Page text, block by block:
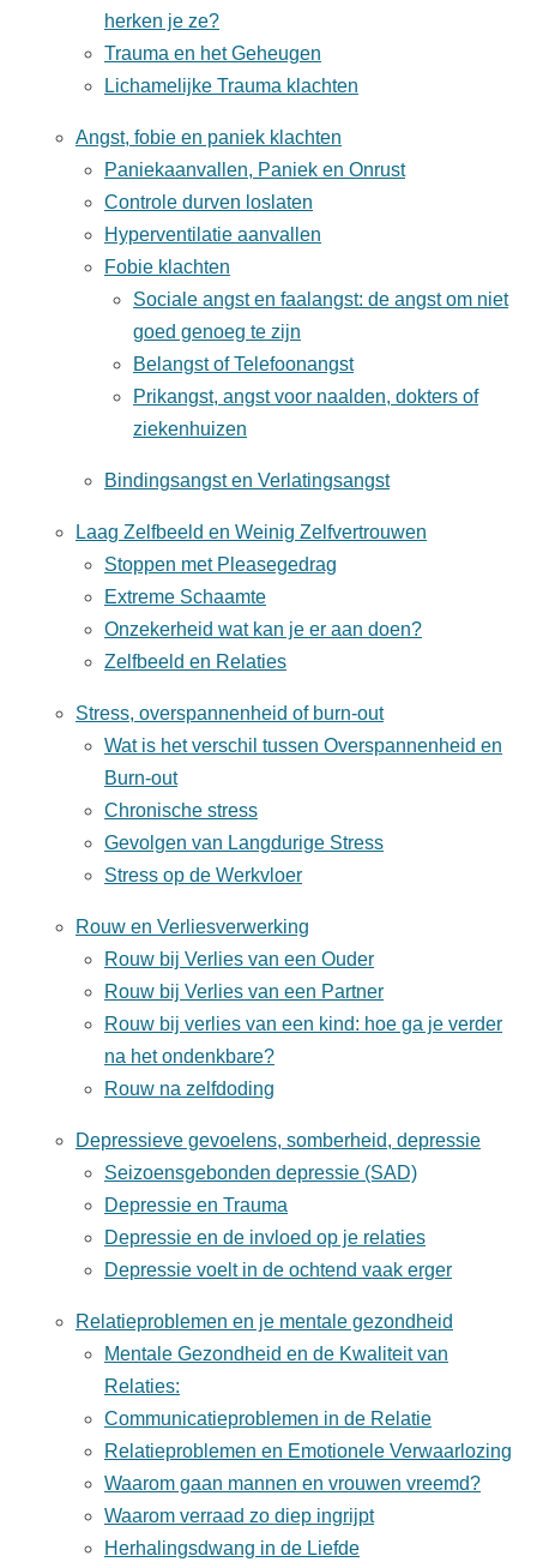
herken je ze?
Trauma en het Geheugen
Lichamelijke Trauma klachten
Angst, fobie en paniek klachten
Paniekaanvallen, Paniek en Onrust
Controle durven loslaten
Hyperventilatie aanvallen
Fobie klachten
Sociale angst en faalangst: de angst om niet
goed genoeg te zijn
Belangst of Telefoonangst
Prikangst, angst voor naalden, dokters of
ziekenhuizen
Bindingsangst en Verlatingsangst
Laag Zelfbeeld en Weinig Zelfvertrouwen
Stoppen met Pleasegedrag
Extreme Schaamte
Onzekerheid wat kan je er aan doen?
Zelfbeeld en Relaties
Stress, overspannenheid of burn-out
Wat is het verschil tussen Overspannenheid en
Burn-out
Chronische stress
Gevolgen van Langdurige Stress
Stress op de Werkvloer
Rouw en Verliesverwerking
Rouw bij Verlies van een Ouder
Rouw bij Verlies van een Partner
Rouw bij verlies van een kind: hoe ga je verder
na het ondenkbare?
Rouw na zelfdoding
Depressieve gevoelens, somberheid, depressie
Seizoensgebonden depressie (SAD)
Depressie en Trauma
Depressie en de invloed op je relaties
Depressie voelt in de ochtend vaak erger
Relatieproblemen en je mentale gezondheid
Mentale Gezondheid en de Kwaliteit van
Relaties:
Communicatieproblemen in de Relatie
Relatieproblemen en Emotionele Verwaarlozing
Waarom gaan mannen en vrouwen vreemd?
Waarom verraad zo diep ingrijpt
Herhalingsdwang in de Liefde